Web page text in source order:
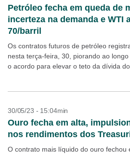
Petróleo fecha em queda de
incerteza na demanda e WTI
70/barril
Os contratos futuros de petróleo
nesta terça-feira, 30, piorando ao
o acordo para elevar o teto da dívida
30/05/23 - 15:04min
Ouro fecha em alta,
nos rendimentos dos
O contrato mais líquido do ouro fechou